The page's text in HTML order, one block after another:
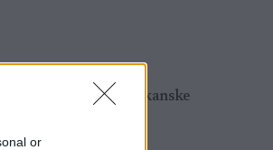
or
mot 85 amerikanske